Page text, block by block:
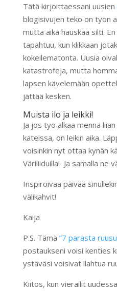
Tätä kirjoittaessani uusien
blogisivujen teko on työn
mutta aika hauskaa silti.
tapahtuu, kun klikkaan
kokeilematonta. Uusia
katastrofeja, mutta
lapsen kävelemään
jättää kesken.
Muista ilo ja leikki!
Ja jos työ alkaa mennä
kateissa, on leikin aika.
voisinkin nyt ottaa kynän
Väriliiduilla! Ja samalla ne
Inspiroivaa päivää
välikahvit!
Kaija
P.S. Tämä ”7 parasta
postaukseni voisi kenties
ystäväsi voisivat ilahtua
Kiitos, kun vierailit